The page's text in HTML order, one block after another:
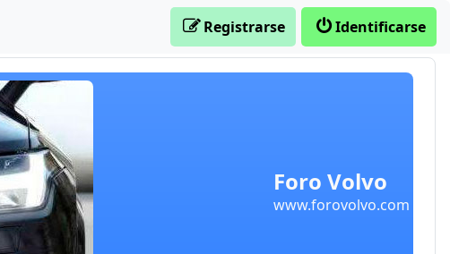
Foro Volvo
www.forovolvo.com
Identificarse
Registrarse